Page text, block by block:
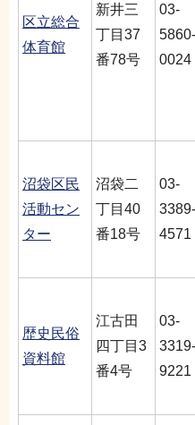
区立総合
体育館
新井三
丁目37
番78号
03-
5860-
0024
沼袋区民
活動セン
ター
沼袋二
丁目40
番18号
03-
3389-
4571
歴史民俗
資料館
江古田
四丁目3
番4号
03-
3319-
9221